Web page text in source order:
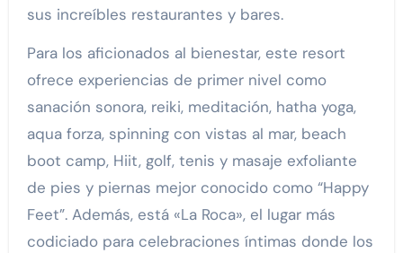
sus increíbles restaurantes y bares.
Para los aficionados al bienestar, este resort
ofrece experiencias de primer nivel como
sanación sonora, reiki, meditación, hatha yoga,
aqua forza, spinning con vistas al mar, beach
boot camp, Hiit, golf, tenis y masaje exfoliante
de pies y piernas mejor conocido como “Happy
Feet”. Además, está «La Roca», el lugar más
codiciado para celebraciones íntimas donde los